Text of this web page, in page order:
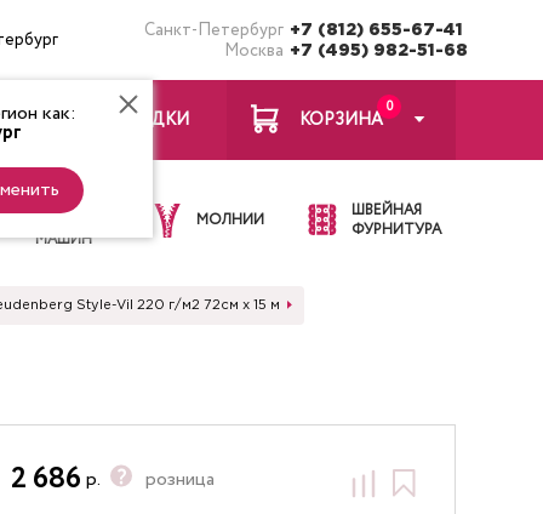
Санкт-Петербург +7 (812) 655-67-41
Москва +7 (495) 982-51-68
как: ЗАКЛАДКИ
0
КОРЗИНА
ИГЛЫ ДЛЯ
ШВЕЙНЫХ
МАШИН
МОЛНИИ
ШВЕЙНАЯ
ФУРНИТУРА
Style-Vil 220 г/м2 72см х 15 м
2 686 р. розница